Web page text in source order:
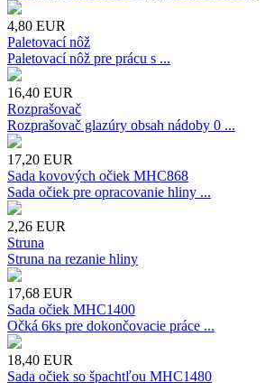
4,80 EUR
Paletovací nôž
Paletovací nôž pre prácu s ...
16,40 EUR
Rozprašovač
Rozprašovač glazúry obsah nádoby 0 ...
17,20 EUR
Sada kovových očiek MHC868
Sada očiek pre opracovanie hliny ...
2,26 EUR
Struna
Struna na rezanie hliny
17,68 EUR
Sada očiek MHC1400
Očká 6ks pre dokončovacie práce ...
18,40 EUR
Sada očiek so špachtľou MHC1480